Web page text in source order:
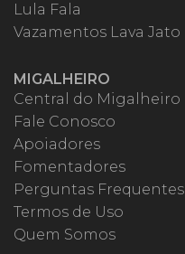
Lula Fala
Vazamentos Lava Jato
MIGALHEIRO
Central do Migalheiro
Fale Conosco
Apoiadores
Fomentadores
Perguntas Frequentes
Termos de Uso
Quem Somos